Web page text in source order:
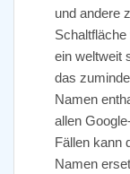
und andere
ein weltweit
das
Namen
allen
Fällen kann
Namen